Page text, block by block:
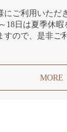
にご利用いただ
18日は夏季休
すので、是非ご
MORE